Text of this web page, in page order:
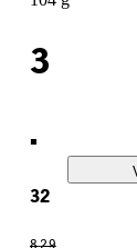
3
.
32
8.29